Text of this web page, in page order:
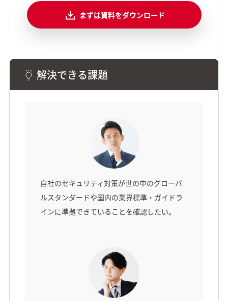
まずは資料をダウンロード
解決できる課題
自社のセキュリティ対策が世の中のグローバ
ルスタンダードや国内の業界標準・ガイドラ
インに準拠できていることを確認したい。